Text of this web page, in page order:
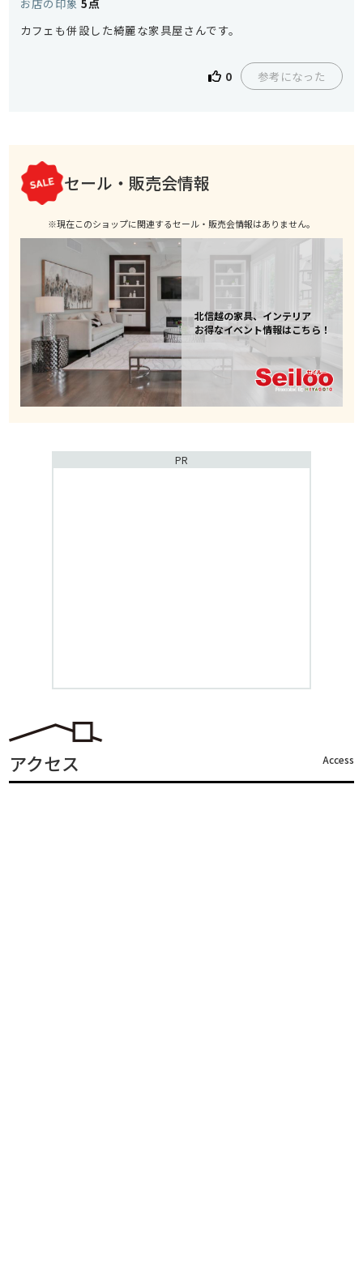
お店の印象 5点
カフェも併設した綺麗な家具屋さんです。
0 参考になった
セール・販売会情報
※現在このショップに関連するセール・販売会情報はありません。
北信越の家具、インテリア
お得なイベント情報はこちら！
PR
アクセス Access